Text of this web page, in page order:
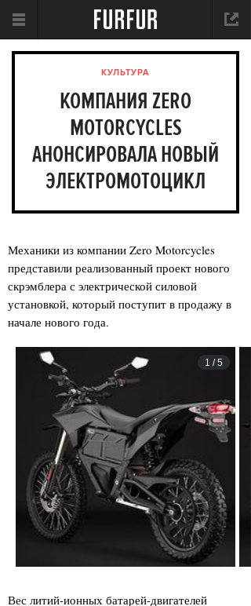
КУЛЬТУРА
КОМПАНИЯ ZERO
MOTORCYCLES
АНОНСИРОВАЛА НОВЫЙ
ЭЛЕКТРОМОТОЦИКЛ
Механики из компании Zero Motorcycles
представили реализованный проект нового
скрэмблера с электрической силовой
установкой, который поступит в продажу в
начале нового года.
1 /5
Вес литий-ионных батарей-двигателей